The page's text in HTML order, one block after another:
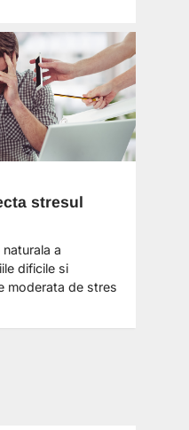
stresul
a
dificile si
moderata de stres